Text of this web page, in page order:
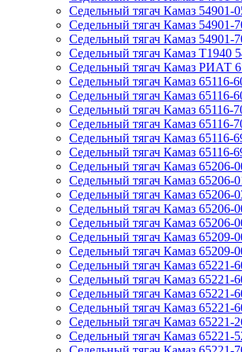
Седельный тягач Камаз 54901-
Седельный тягач Камаз 54901-
Седельный тягач Камаз 54901-
Седельный тягач Камаз Т1940
Седельный тягач Камаз РИАТ
Седельный тягач Камаз 65116-
Седельный тягач Камаз 65116-
Седельный тягач Камаз 65116-
Седельный тягач Камаз 65116-
Седельный тягач Камаз 65116-
Седельный тягач Камаз 65116-
Седельный тягач Камаз 65206-
Седельный тягач Камаз 65206-
Седельный тягач Камаз 65206-
Седельный тягач Камаз 65206-
Седельный тягач Камаз 65206-
Седельный тягач Камаз 65209-
Седельный тягач Камаз 65209-
Седельный тягач Камаз 65221-
Седельный тягач Камаз 65221-
Седельный тягач Камаз 65221-
Седельный тягач Камаз 65221-
Седельный тягач Камаз 65221-
Седельный тягач Камаз 65221-